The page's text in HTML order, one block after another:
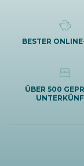
BESTER
ÜBER 500